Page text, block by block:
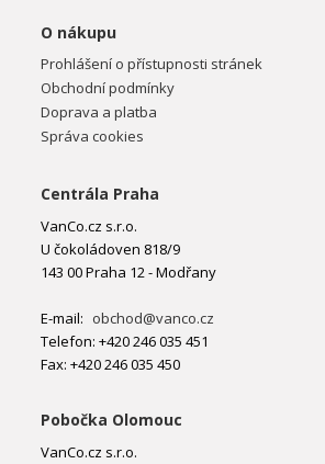
O nákupu
Prohlášení o přístupnosti stránek
Obchodní podmínky
Doprava a platba
Správa cookies
Centrála Praha
VanCo.cz s.r.o.
U čokoládoven 818/9
143 00 Praha 12 - Modřany
E-mail: obchod@vanco.cz
Telefon: +420 246 035 451
Fax: +420 246 035 450
Pobočka Olomouc
VanCo.cz s.r.o.